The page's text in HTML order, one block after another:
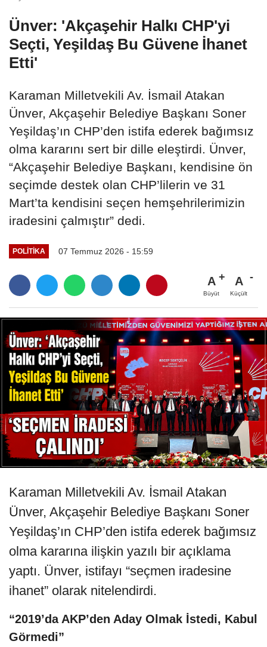
Ünver: 'Akçaşehir Halkı CHP'yi
Seçti, Yeşildaş Bu Güvene İhanet
Etti'
Karaman Milletvekili Av. İsmail Atakan
Ünver, Akçaşehir Belediye Başkanı Soner
Yeşildaş’ın CHP’den istifa ederek bağımsız
olma kararını sert bir dille eleştirdi. Ünver,
“Akçaşehir Belediye Başkanı, kendisine ön
seçimde destek olan CHP’lilerin ve 31
Mart’ta kendisini seçen hemşehrilerimizin
iradesini çalmıştır” dedi.
POLITIKA 07 Temmuz 2026 - 15:59
A
Büyüt
A
Küçült
Karaman Milletvekili Av. İsmail Atakan
Ünver, Akçaşehir Belediye Başkanı Soner
Yeşildaş’ın CHP’den istifa ederek bağımsız
olma kararına ilişkin yazılı bir açıklama
yaptı. Ünver, istifayı “seçmen iradesine
ihanet” olarak nitelendirdi.
“2019’da AKP’den Aday Olmak İstedi, Kabul
Görmedi”